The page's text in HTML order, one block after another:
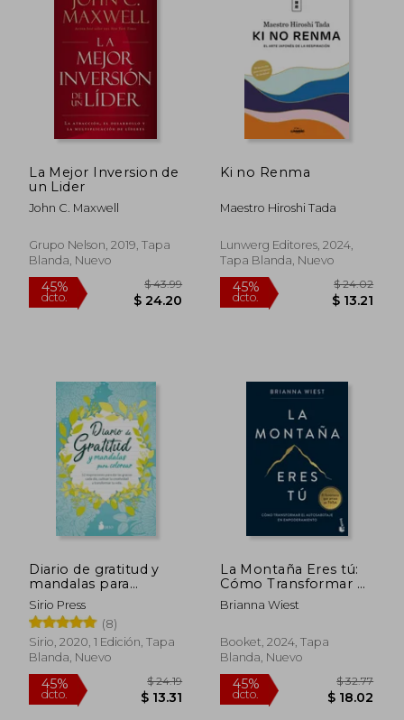
dcto.
45%
dcto.
45%
dcto.
La Mejor Inversion de
un Lider
John C. Maxwell
Grupo Nelson, 2019, Tapa
Blanda, Nuevo
Ki no Renma
Maestro Hiroshi Tada
Lunwerg Editores, 2024,
Tapa Blanda, Nuevo
Diario de gratitud y
mandalas para
colorear
Sirio Press
(8)
Sirio, 2020, 1 Edición, Tapa
Blanda, Nuevo
La Montaña Eres tú:
Cómo Transformar el
Autosabotaje en
Empoderamiento
Brianna Wiest
Booket, 2024, Tapa
Blanda, Nuevo